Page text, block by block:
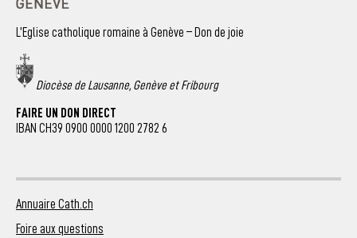
L’Eglise catholique romaine à Genève – Don de joie
Diocèse de Lausanne, Genève et Fribourg
FAIRE UN DON DIRECT
IBAN CH39 0900 0000 1200 2782 6
Annuaire Cath.ch
Foire aux questions